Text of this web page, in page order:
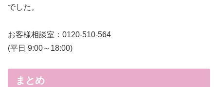
でした。
お客様相談室：0120-510-564
(平日 9:00～18:00)
まとめ